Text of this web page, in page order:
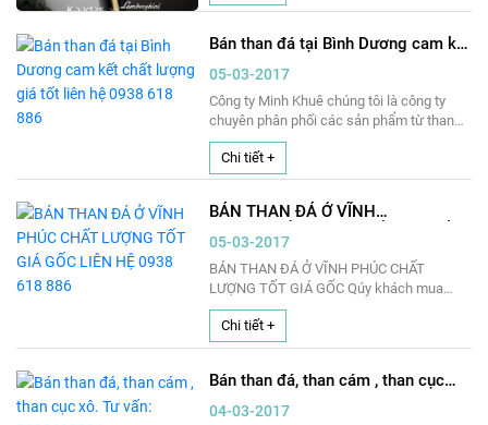
như trộm cắp,.. được đặt lên hàng đầu.
dụng rất phổ biến thì hiện nay các Khóa
Cửa Vân Tay – Khóa Cửa Điện Tử đang
tiện lợi, độ an toàn của nó. Hôm nay,
Censmart sẽ giới thiệu cho bạn lợi ích
cũng như cách dùng loại khóa này, các
bạn hãy đón xem bài viết này nhé!
Bán than đá tại Bình Dương cam kết
886
05-03-2017
Công ty Minh Khuê chúng tôi là công ty
chuyên phân phối các sản phẩm từ than
đá như: than cục, than cám, than bùn, tro
bay, xỉ than, than xít, phế phẩm của than,
than qua lửa ... trên tất cả các quận, huyện,
thuộc địa bàn Bình Dương như: Thành phố
Thủ Dầu Một, Bến Cát, Tân Uyên, Thuận
An, Dĩ An, Phú Giáo, Dầu Tiếng...... với số
lượng lớn, nhỏ tùy theo nhu cầu mục đích
sử dụng của quý khách hàng
Chi tiết +
BÁN THAN ĐÁ Ở VĨNH
LIÊN HỆ 0938 618 886
05-03-2017
BÁN THAN ĐÁ Ở VĨNH PHÚC CHẤT
LƯỢNG TỐT GIÁ GỐC Qúy khách mua
than đá tại Vĩnh Phúc hãy gọi 0938
618 886 để được tư vấn miễn phí và
mua than đá toàn bộ tỉnh Vĩnh Phúc chúng
nhất cho quý khách với giá cả cạnh tranh
và loại than đá tốt nhất với quý khách
Chi tiết +
Bán than đá, than cám , than cục
04-03-2017